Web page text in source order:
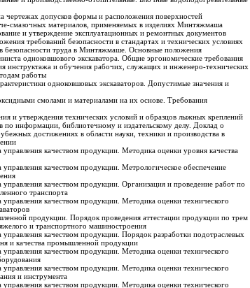
чертежах допусков формы и расположения поверхностей
смазочных материалов, применяемых в изделиях Минтяжмаша
и утверждение эксплуатационных и ремонтных документов
требований безопасности в стандартах и технических условиях
труда в Минтяжмаше. Основные положения
одноковшового экскаватора. Общие эргономические требования
инструктажа и обучения рабочих, служащих и инженеро-технических
работы
одноковшовых экскаваторов. Допустимые значения и
смолами и материалами на их основе. Требования
и утверждения технических условий и образцов лыжных креплений
информации, библиотечному и издательскому делу. Доклад о
достижениях в области науки, техники и производства в
качеством продукции. Методика оценки уровня качества
качеством продукции. Метрологическое обеспечение
качеством продукции. Организация и проведение работ по
транспорта
качеством продукции. Методика оценки технического
продукции. Порядок проведения аттестации продукции по трем
и транспортного машиностроения
качеством продукции. Порядок разработки подотраслевых
и качества промышленной продукции
качеством продукции. Методика оценки технического
качеством продукции. Методика оценки технического
и инструмента
качеством продукции. Методика оценки технического